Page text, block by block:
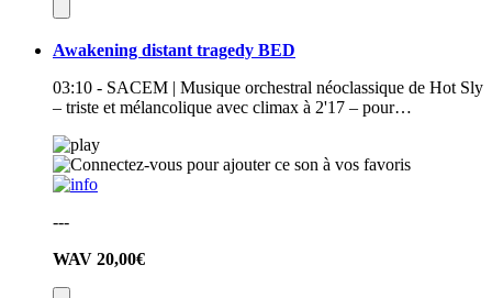
Awakening distant tragedy BED
03:10 - SACEM | Musique orchestral néoclassique de Hot Sly
– triste et mélancolique avec climax à 2'17 – pour…
---
WAV 20,00€